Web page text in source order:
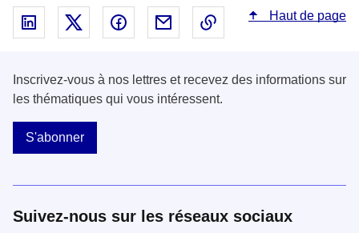
Partager sur Linked In - nouvelle fenêtre
Partager sur X - nouvelle fenêtre
Partager sur Facebook - nouvelle
Partager par email - nouvelle
Copier le lien dans le
Haut de page
Inscrivez-vous à nos lettres et recevez des informations sur
les thématiques qui vous intéressent.
S'abonner
Suivez-nous sur les réseaux sociaux